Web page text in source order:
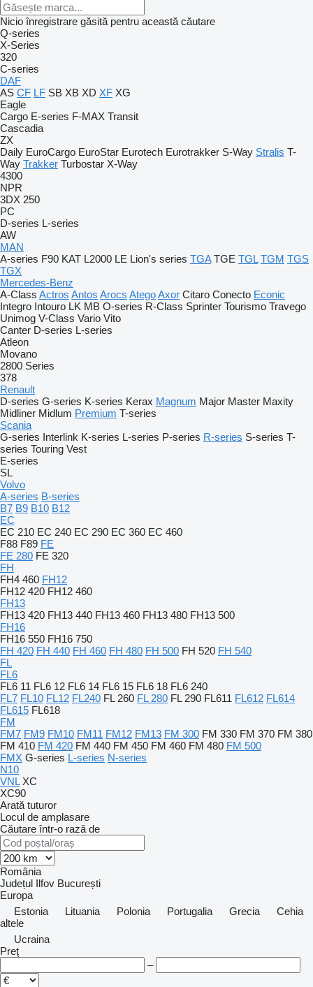
Nicio înregistrare găsită pentru această căutare
Q-series
X-Series
320
C-series
DAF
AS CF LF SB XB XD XF XG
Eagle
Cargo E-series F-MAX Transit
Cascadia
ZX
Daily EuroCargo EuroStar Eurotech Eurotrakker S-Way Stralis T-
Way Trakker Turbostar X-Way
4300
NPR
3DX 250
PC
D-series L-series
AW
MAN
A-series F90 KAT L2000 LE Lion's series TGA TGE TGL TGM TGS
TGX
Mercedes-Benz
A-Class Actros Antos Arocs AtegoAxor Citaro Conecto Econic
Integro Intouro LK MB O-series R-Class Sprinter Tourismo Travego
Unimog V-Class Vario Vito
Canter D-series L-series
Atleon
Movano
2800 Series
378
Renault
D-series G-series K-series Kerax Magnum Major Master Maxity
Midliner Midlum Premium T-series
Scania
G-series Interlink K-series L-series P-series R-series S-series T-
series Touring Vest
E-series
SL
Volvo
A-series B-series
B7 B9 B10 B12
EC
EC 210 EC 240 EC 290 EC 360 EC 460
F88 F89 FE
FE 280 FE 320
FH
FH4 460 FH12
FH12 420 FH12 460
FH13
FH13 420 FH13 440 FH13 460 FH13 480 FH13 500
FH16
FH16 550 FH16 750
FH 420 FH 440 FH 460 FH 480 FH 500 FH 520 FH 540
FL
FL6
FL6 11 FL6 12 FL6 14 FL6 15 FL6 18 FL6 240
FL7 FL10 FL12 FL240 FL 260 FL 280 FL 290 FL611 FL612 FL614
FL615 FL618
FM
FM7 FM9 FM10 FM11 FM12 FM13 FM 300 FM 330 FM 370 FM 380
FM 410 FM 420 FM 440 FM 450 FM 460 FM 480 FM 500
FMX G-series L-series N-series
N10
VNL XC
XC90
Arată tuturor
Locul de amplasare
Căutare într-o rază de
România
Județul Ilfov București
Europa
Estonia
Lituania Polonia Portugalia Grecia
Cehia
altele
Ucraina
Preţ
–